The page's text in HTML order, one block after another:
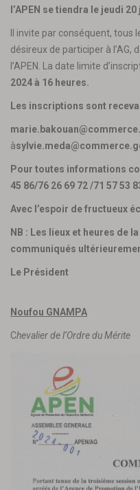
l’APEN se tiendra le jeudi
Il invite par conséquent,
désireux de participer à l’AG,
l’APEN. La date limite
2024 à 16 heures.
Les inscriptions sont
à
Pour toutes informations
45 86/76 26 69 72 /71 57 53
Avec l’espoir de fructueux
NB : Les lieux et heures de
communiqués
Le
Noufou GNAMPA
Chevalier de l’Ordre du Mérite